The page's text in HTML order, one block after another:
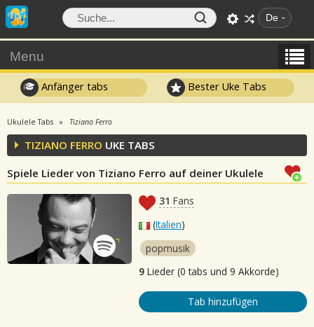
De
Menu
Anfänger tabs Bester Uke Tabs
Ukulele Tabs Tiziano Ferro
TIZIANO FERRO UKE TABS
Spiele Lieder von Tiziano Ferro auf deiner Ukulele
31 Fans
(Italien)
popmusik
9 Lieder (0 tabs und 9 Akkorde)
Tab hinzufügen